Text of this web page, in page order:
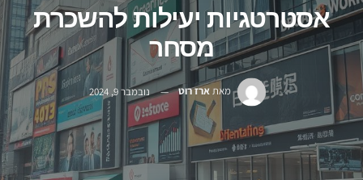
אסטרטגיות יעילות להשכרת
מסחר
מאת ארז רוט נובמבר 9, 2024